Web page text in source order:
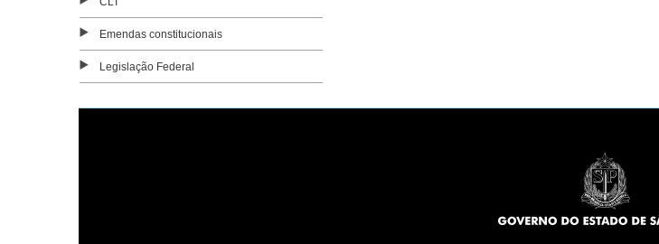
Emendas constitucionais
Legislação Federal